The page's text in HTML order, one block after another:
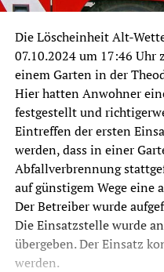
Die Löscheinheit Alt-
07.10.2024 um 17:46 Uhr
einem Garten in der
Hier hatten Anwohner
festgestellt und
Eintreffen der ersten
werden, dass in einer
Abfallverbrennung
auf günstigem Wege eine
Der Betreiber wurde
Die Einsatzstelle wurde
übergeben. Der Einsatz
werden.